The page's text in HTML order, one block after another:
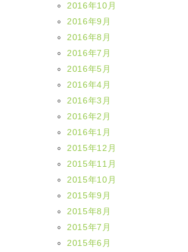
2016年10月
2016年9月
2016年8月
2016年7月
2016年5月
2016年4月
2016年3月
2016年2月
2016年1月
2015年12月
2015年11月
2015年10月
2015年9月
2015年8月
2015年7月
2015年6月